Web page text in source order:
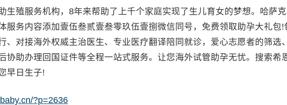
生殖服务机构，8年来帮助了上千个家庭实现了生儿育女的梦想。哈萨克
服务内容添加壹伍叁贰壹叁零玖伍壹捌微信同号，免费领取助孕大礼包!
、对接海外权威主治医生、专业医疗翻译陪同就诊，爱心志愿者的筛选、
协助办理回国证件等全程一站式服务。让您海外试管助孕无忧。搜索希
早日生子!
?p=2636